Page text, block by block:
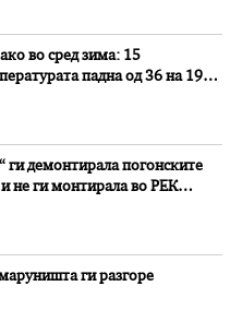
во сред зима: 15
падна од 36 на 19
демонтирала погонските
не ги монтирала во РЕК
ги разгоре